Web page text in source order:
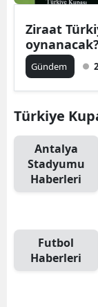
Ziraat
Gündem
Türkiye
Antalya
Stadyumu
Haberleri
Futbol
Haberleri